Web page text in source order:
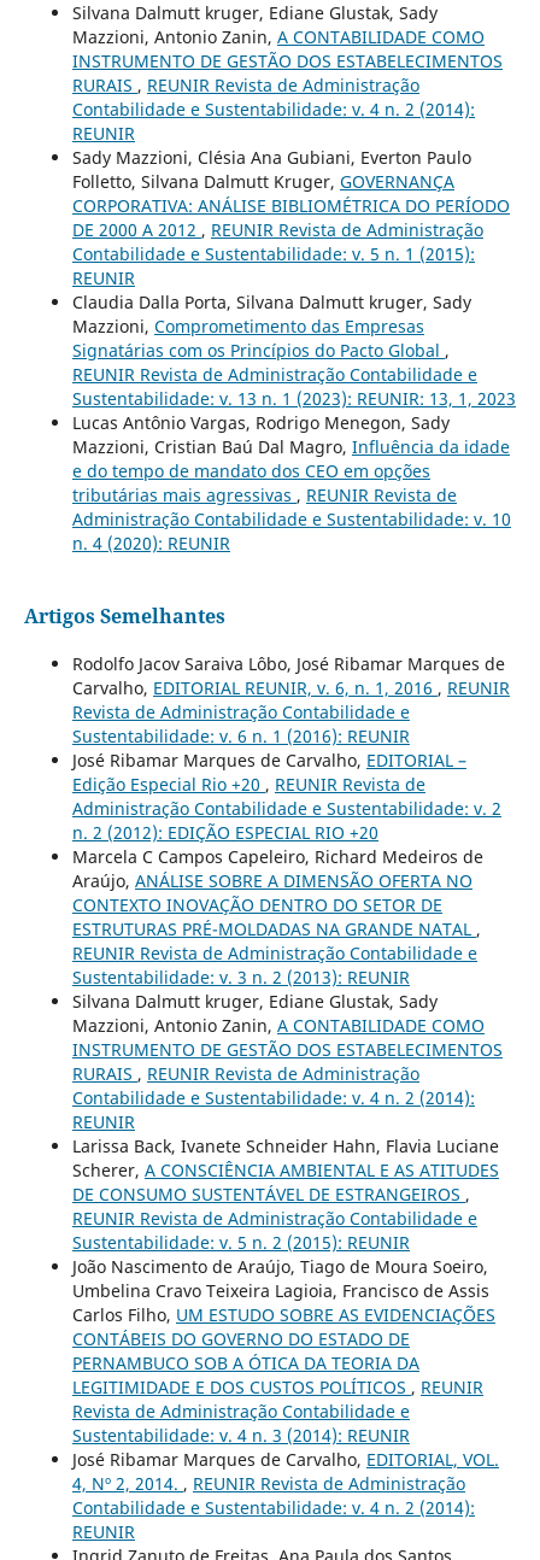
Silvana Dalmutt kruger, Ediane Glustak, Sady
Mazzioni, Antonio Zanin, A CONTABILIDADE COMO
INSTRUMENTO DE GESTÃO DOS ESTABELECIMENTOS
RURAIS , REUNIR Revista de Administração
Contabilidade e Sustentabilidade: v. 4 n. 2 (2014):
REUNIR
Sady Mazzioni, Clésia Ana Gubiani, Everton Paulo
Folletto, Silvana Dalmutt Kruger, GOVERNANÇA
CORPORATIVA: ANÁLISE BIBLIOMÉTRICA DO PERÍODO
DE 2000 A 2012 , REUNIR Revista de Administração
Contabilidade e Sustentabilidade: v. 5 n. 1 (2015):
REUNIR
Claudia Dalla Porta, Silvana Dalmutt kruger, Sady
Mazzioni, Comprometimento das Empresas
Signatárias com os Princípios do Pacto Global ,
REUNIR Revista de Administração Contabilidade e
Sustentabilidade: v. 13 n. 1 (2023): REUNIR: 13, 1, 2023
Lucas Antônio Vargas, Rodrigo Menegon, Sady
Mazzioni, Cristian Baú Dal Magro, Influência da idade
e do tempo de mandato dos CEO em opções
tributárias mais agressivas , REUNIR Revista de
Administração Contabilidade e Sustentabilidade: v. 10
n. 4 (2020): REUNIR
Artigos Semelhantes
Rodolfo Jacov Saraiva Lôbo, José Ribamar Marques de
Carvalho, EDITORIAL REUNIR, v. 6, n. 1, 2016 , REUNIR
Revista de Administração Contabilidade e
Sustentabilidade: v. 6 n. 1 (2016): REUNIR
José Ribamar Marques de Carvalho, EDITORIAL –
Edição Especial Rio +20 , REUNIR Revista de
Administração Contabilidade e Sustentabilidade: v. 2
n. 2 (2012): EDIÇÃO ESPECIAL RIO +20
Marcela C Campos Capeleiro, Richard Medeiros de
Araújo, ANÁLISE SOBRE A DIMENSÃO OFERTA NO
CONTEXTO INOVAÇÃO DENTRO DO SETOR DE
ESTRUTURAS PRÉ-MOLDADAS NA GRANDE NATAL ,
REUNIR Revista de Administração Contabilidade e
Sustentabilidade: v. 3 n. 2 (2013): REUNIR
Silvana Dalmutt kruger, Ediane Glustak, Sady
Mazzioni, Antonio Zanin, A CONTABILIDADE COMO
INSTRUMENTO DE GESTÃO DOS ESTABELECIMENTOS
RURAIS , REUNIR Revista de Administração
Contabilidade e Sustentabilidade: v. 4 n. 2 (2014):
REUNIR
Larissa Back, Ivanete Schneider Hahn, Flavia Luciane
Scherer, A CONSCIÊNCIA AMBIENTAL E AS ATITUDES
DE CONSUMO SUSTENTÁVEL DE ESTRANGEIROS ,
REUNIR Revista de Administração Contabilidade e
Sustentabilidade: v. 5 n. 2 (2015): REUNIR
João Nascimento de Araújo, Tiago de Moura Soeiro,
Umbelina Cravo Teixeira Lagioia, Francisco de Assis
Carlos Filho, UM ESTUDO SOBRE AS EVIDENCIAÇÕES
CONTÁBEIS DO GOVERNO DO ESTADO DE
PERNAMBUCO SOB A ÓTICA DA TEORIA DA
LEGITIMIDADE E DOS CUSTOS POLÍTICOS , REUNIR
Revista de Administração Contabilidade e
Sustentabilidade: v. 4 n. 3 (2014): REUNIR
José Ribamar Marques de Carvalho, EDITORIAL, VOL.
4, Nº 2, 2014. , REUNIR Revista de Administração
Contabilidade e Sustentabilidade: v. 4 n. 2 (2014):
REUNIR